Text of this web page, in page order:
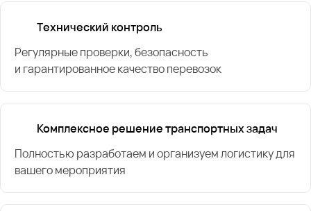
Технический контроль
Регулярные проверки, безопасность
и гарантированное качество перевозок
Комплексное решение транспортных задач
Полностью разработаем и организуем логистику для
вашего мероприятия